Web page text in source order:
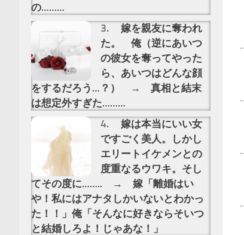
の………
嫁を親友に奪われ
た。 俺（逆にあいつ
の彼女を奪ってやった
ら、あいつはどんな顔
をするだろう…？） → 真相と結末
は想定外すぎた………
嫁は本当にいい女
ですごく美人。しかし
エリートイケメンとの
度重なるウワキ。そし
てその度に…….. → 嫁「離婚はい
や！私にはアナタしかいないとわかっ
た！！」俺「そんなに好きならそいつ
と結婚しろよ！じゃあな！」